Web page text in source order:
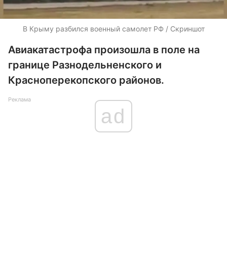
В Крыму разбился военный самолет РФ / Скриншот
Авиакатастрофа произошла в поле на
границе Разнодельненского и
Красноперекопского районов.
Реклама
ad